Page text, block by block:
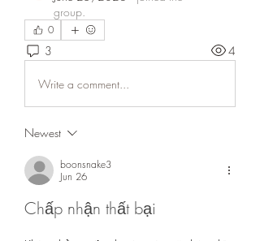
group.
0
3 4
Write a comment...
Newest
boonsnake3
Jun 26
Chấp nhận thất bại